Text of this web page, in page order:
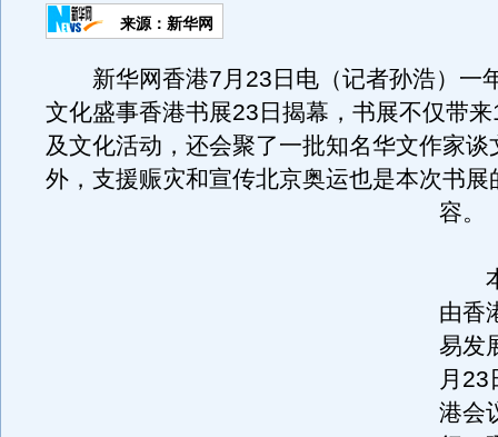
来源：新华网
新华网香港7月23日电（记者孙浩）一
文化盛事香港书展23日揭幕，书展不仅带
及文化活动，还会聚了一批知名华文作家谈
外，支援赈灾和宣传北京奥运也是本次书展
容。
本
由香
易发
月23
港会